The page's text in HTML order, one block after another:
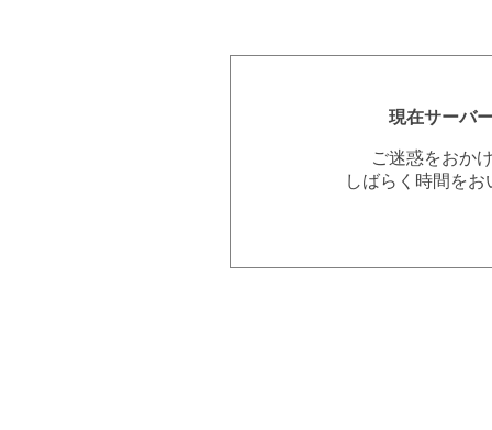
現在サーバ
ご迷惑をおか
しばらく時間を